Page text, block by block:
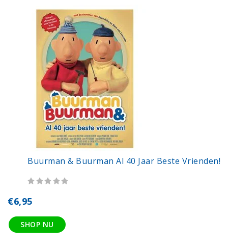
Buurman & Buurman Al 40 Jaar Beste Vrienden!
€6,95
SHOP NU